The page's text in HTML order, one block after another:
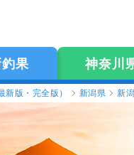
果 神奈川
版・完全版） 新潟県 新